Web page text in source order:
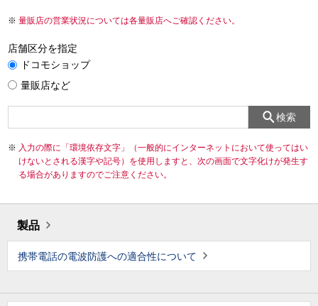
量販店の営業状況については各量販店へご確認ください。
店舗区分を指定
ドコモショップ
量販店など
検索
入力の際に「環境依存文字」（一般的にインターネットにおいて使ってはい
けないとされる漢字や記号）を使用しますと、次の画面で文字化けが発生す
る場合がありますのでご注意ください。
製品
携帯電話の電波防護への適合性について